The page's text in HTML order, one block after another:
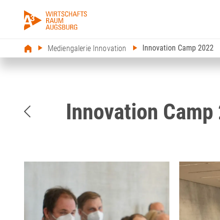
Mediengalerie Innovation Innovation Camp 2022
Innovation